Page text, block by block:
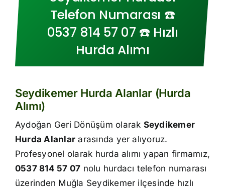
Hurda Fiyatları
Hizmet Bölgeleri
Hakkımızda
İletişim
Telefon Numarası ☎️
0537 814 57 07 ☎️ Hızlı
Hurda Alımı
Seydikemer Hurda Alanlar (Hurda
Alımı)
Aydoğan Geri Dönüşüm olarak Seydikemer
Hurda Alanlar arasında yer alıyoruz.
Profesyonel olarak hurda alımı yapan firmamız,
0537 814 57 07 nolu hurdacı telefon numarası
üzerinden Muğla Seydikemer ilçesinde hızlı